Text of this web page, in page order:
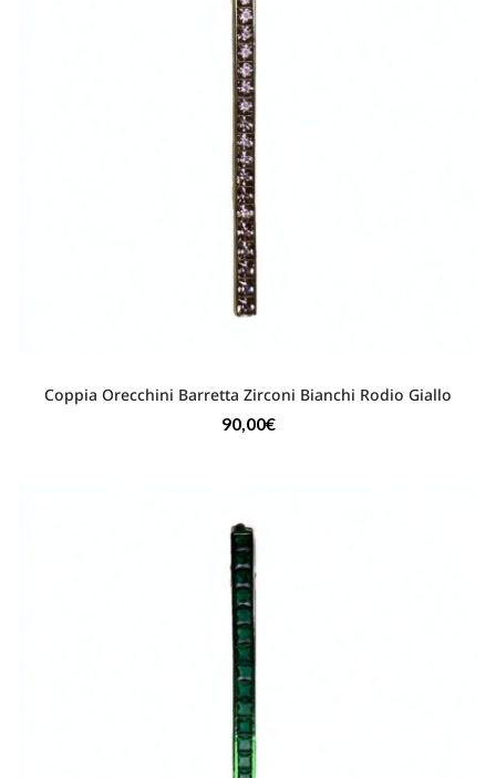
Coppia Orecchini Barretta Zirconi Bianchi Rodio Giallo
90,00€